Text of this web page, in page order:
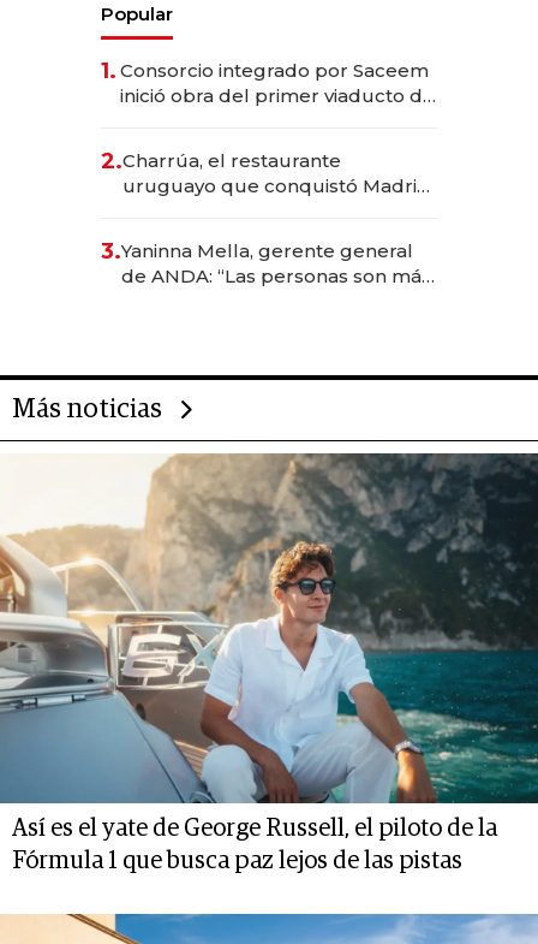
Popular
1. Consorcio integrado por Saceem
inició obra del primer viaducto de
millones
2.Charrúa, el restaurante
uruguayo que conquistó Madrid:
anticipación y prepara apertura
3.Yaninna Mella, gerente general
de ANDA: “Las personas son más
Más noticias
Así es el yate de George Russell, el piloto de la
Fórmula 1 que busca paz lejos de las pistas